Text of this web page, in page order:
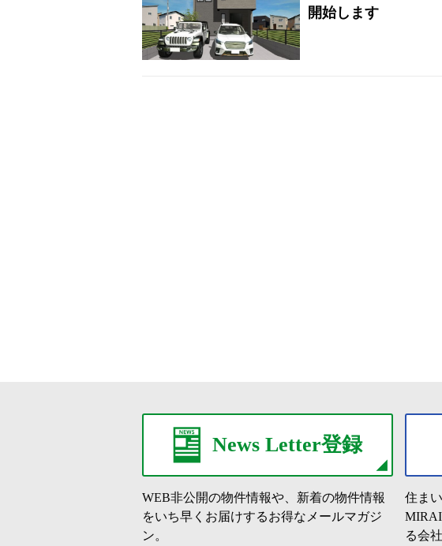
開始します
News Letter登録
WEB非公開の物件情報や、新着の物件情報
をいち早くお届けするお得なメールマガジ
ン。
住ま
る会